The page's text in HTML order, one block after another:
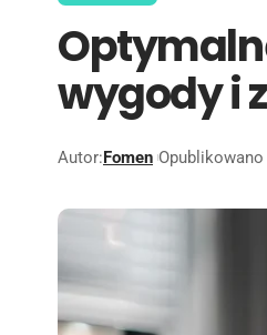
wygody i
Autor:Fomen Opublikowano